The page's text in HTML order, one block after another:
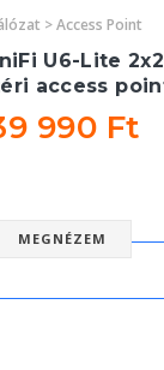
> Access Point
U6-Lite
access
990 Ft
MEGNÉZEM